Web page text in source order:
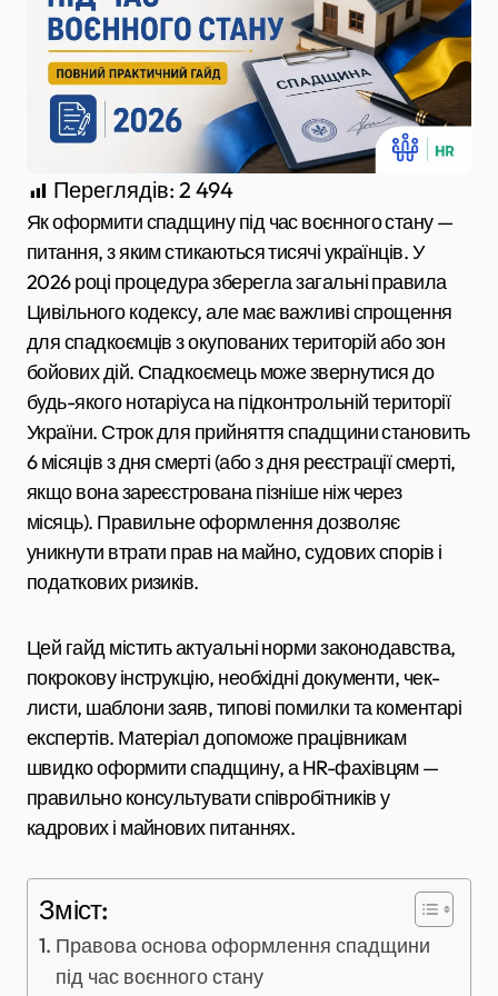
Переглядів: 2 494
Як оформити спадщину під час воєнного стану —
питання, з яким стикаються тисячі українців. У
2026 році процедура зберегла загальні правила
Цивільного кодексу, але має важливі спрощення
для спадкоємців з окупованих територій або зон
бойових дій. Спадкоємець може звернутися до
будь-якого нотаріуса на підконтрольній території
України. Строк для прийняття спадщини становить
6 місяців з дня смерті (або з дня реєстрації смерті,
якщо вона зареєстрована пізніше ніж через
місяць). Правильне оформлення дозволяє
уникнути втрати прав на майно, судових спорів і
податкових ризиків.
Цей гайд містить актуальні норми законодавства,
покрокову інструкцію, необхідні документи, чек-
листи, шаблони заяв, типові помилки та коментарі
експертів. Матеріал допоможе працівникам
швидко оформити спадщину, а HR-фахівцям —
правильно консультувати співробітників у
кадрових і майнових питаннях.
Зміст:
Правова основа оформлення спадщини
під час воєнного стану